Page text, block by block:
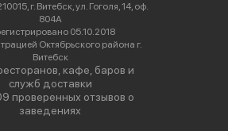
г. Витебск, ул. Гоголя, 14, оф.
804А
05.10.2018
Октябрьского района г.
Витебск
кафе, баров и
служб доставки
проверенных отзывов о
заведениях